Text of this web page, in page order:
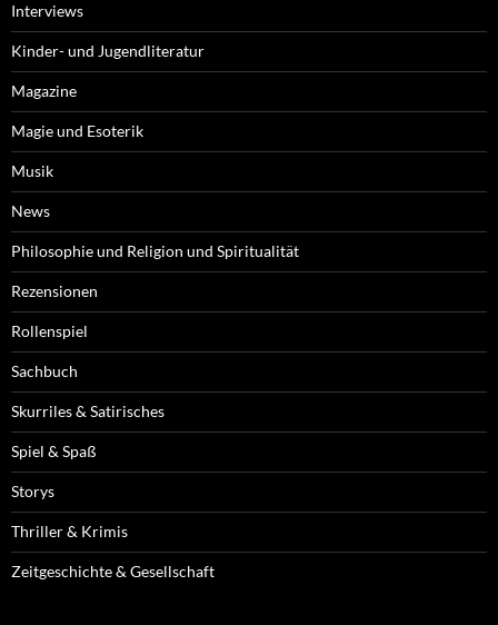
Interviews
Kinder- und Jugendliteratur
Magazine
Magie und Esoterik
Musik
News
Philosophie und Religion und Spiritualität
Rezensionen
Rollenspiel
Sachbuch
Skurriles & Satirisches
Spiel & Spaß
Storys
Thriller & Krimis
Zeitgeschichte & Gesellschaft